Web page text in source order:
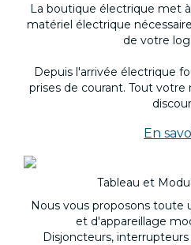
La boutique électrique met
matériel électrique
de votre
Depuis l'arrivée électrique
prises de courant. Tout
En
Tableau et
Nous vous proposons toute
et d'appareillage
Disjoncteurs,